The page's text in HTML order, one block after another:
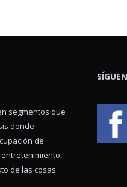
segmentos que
donde
de
de las cosas